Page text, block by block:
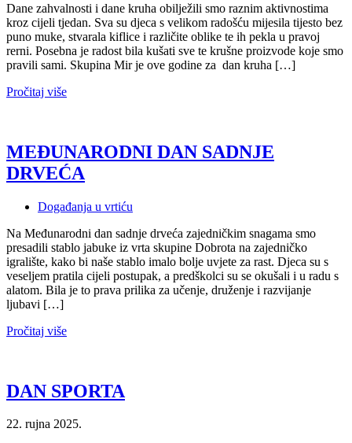
Dane zahvalnosti i dane kruha obilježili smo raznim aktivnostima
kroz cijeli tjedan. Sva su djeca s velikom radošću mijesila tijesto bez
puno muke, stvarala kiflice i različite oblike te ih pekla u pravoj
rerni. Posebna je radost bila kušati sve te krušne proizvode koje smo
pravili sami. Skupina Mir je ove godine za dan kruha […]
Pročitaj više
MEĐUNARODNI DAN SADNJE
DRVEĆA
Događanja u vrtiću
Na Međunarodni dan sadnje drveća zajedničkim snagama smo
presadili stablo jabuke iz vrta skupine Dobrota na zajedničko
igralište, kako bi naše stablo imalo bolje uvjete za rast. Djeca su s
veseljem pratila cijeli postupak, a predškolci su se okušali i u radu s
alatom. Bila je to prava prilika za učenje, druženje i razvijanje
ljubavi […]
Pročitaj više
DAN SPORTA
22. rujna 2025.